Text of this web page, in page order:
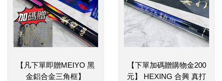
【凡下單即贈MEIYO 黑
金鋁合金三角框】
【下單加碼贈購物金200
元】 HEXING 合興 真打